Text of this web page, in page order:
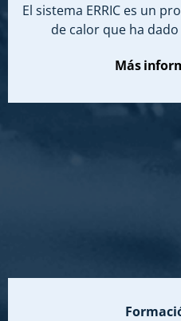
El sistema ERRIC es un
de calor que ha
Más